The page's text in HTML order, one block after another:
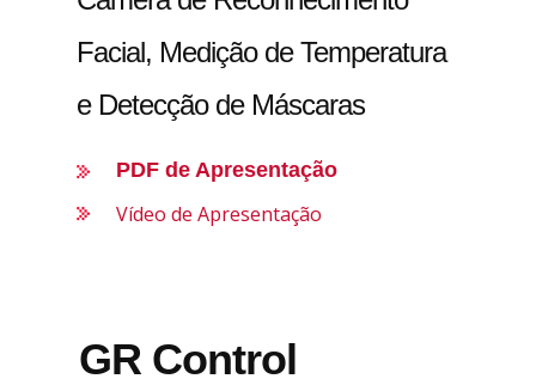
Facial, Medição de Temperatura
e Detecção de Máscaras
PDF de Apresentação
Vídeo de Apresentação
GR Control